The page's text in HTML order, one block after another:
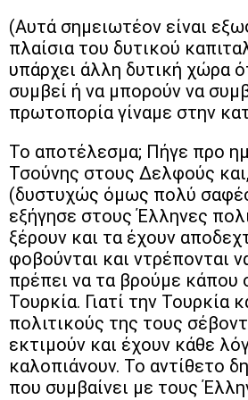
(Αυτά σημειωτέον είναι
πλαίσια του δυτικού
υπάρχει άλλη δυτική χώρα
συμβεί ή να μπορούν να
πρωτοπορία γίναμε στην
Το αποτέλεσμα; Πήγε προ
Τσούνης στους Δελφούς
(δυστυχώς όμως πολύ
εξήγησε στους Έλληνες
ξέρουν και τα έχουν
φοβούνται και ντρέπονται
πρέπει να τα βρούμε κάπου
Τουρκία. Γιατί την Τουρκία
πολιτικούς της τους
εκτιμούν και έχουν κάθε
καλοπιάνουν. Το αντίθετο
που συμβαίνει με τους